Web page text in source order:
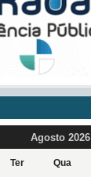
Agosto 2026
Ter Qua